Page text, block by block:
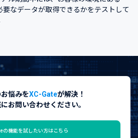
要なデータが取得できるかをテストして
悩みをXC-Gateが解決！
お問い合わせください。
の機能を試したい方はこちら